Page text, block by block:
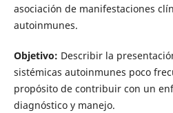
asociación de manifestaciones
autoinmunes.
Objetivo: Describir la
sistémicas autoinmunes poco
propósito de contribuir con un
diagnóstico y manejo.